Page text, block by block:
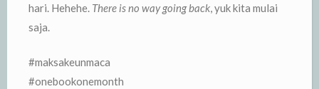
hari. Hehehe. There is no way going back, yuk kita mulai
saja.
#maksakeunmaca
#onebookonemonth